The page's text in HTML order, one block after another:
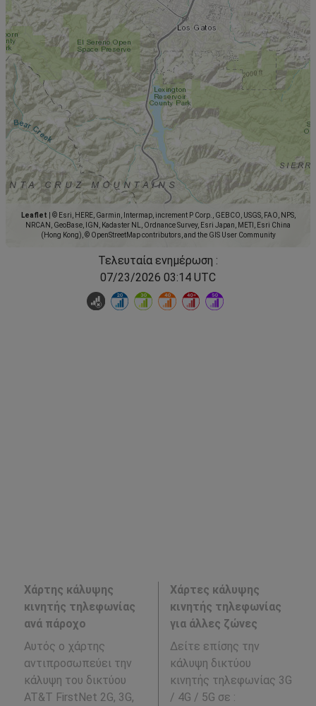
Leaflet
© Esri, HERE, Garmin, Intermap, increment P Corp., GEBCO, USGS, FAO, NPS,
NRCAN, GeoBase, IGN, Kadaster NL, Ordnance Survey, Esri Japan, METI, Esri China
(Hong Kong), © OpenStreetMap contributors, and the GIS User Community
Τελευταία ενημέρωση :
07/23/2026 03:14 UTC
Χάρτης κάλυψης
κινητής τηλεφωνίας
ανά πάροχο
Αυτός ο χάρτης
αντιπροσωπεύει την
κάλυψη του δικτύου
AT&T FirstNet 2G, 3G,
Χάρτες κάλυψης
κινητής τηλεφωνίας
για άλλες ζώνες
Δείτε επίσης την
κάλυψη δικτύου
κινητής τηλεφωνίας 3G
/ 4G / 5G σε :